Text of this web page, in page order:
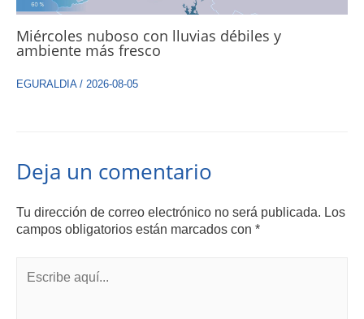
Miércoles nuboso con lluvias débiles y
ambiente más fresco
EGURALDIA/ 2026-08-05
Deja un comentario
Tu dirección de correo electrónico no será publicada. Los
campos obligatorios están marcados con *